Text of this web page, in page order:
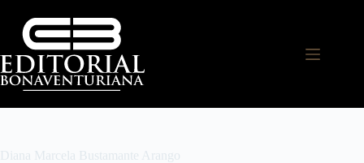
Diana Marcela Bustamante Arango